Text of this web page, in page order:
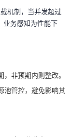
机制，当并发超过
务感知为性能下
非预期内则整改。
池管控，避免影响其